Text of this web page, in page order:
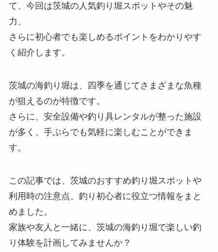
て、今回は茨城の人気釣り堀スポットやその魅
力、
さらに初心者でも楽しめるポイントをわかりやす
く紹介します。
茨城の海釣り堀は、四季を通じてさまざまな魚種
が狙えるのが特徴です。
さらに、安全設備や釣り具レンタルが整った施設
が多く、手ぶらでも気軽に楽しむことができま
す。
この記事では、茨城のおすすめ釣り堀スポットや
利用時の注意点、釣り初心者に役立つ情報をまと
めました。
家族や友人と一緒に、茨城の海釣り堀で楽しい釣
り体験を計画してみませんか？